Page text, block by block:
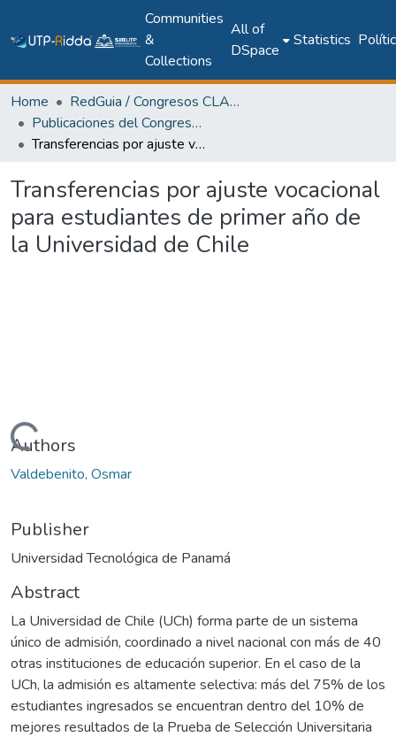
Communities
&
Collections
All of
DSpace
Statistics
Home
RedGuia / Congresos CLABES
Publicaciones del Congreso Internacional CLABES
Transferencias por ajuste vocacional para estudiantes de primer año de la Universidad de Chile
Transferencias por ajuste vocacional
para estudiantes de primer año de
la Universidad de Chile
Authors
Valdebenito, Osmar
Publisher
Universidad Tecnológica de Panamá
Abstract
La Universidad de Chile (UCh) forma parte de un sistema
único de admisión, coordinado a nivel nacional con más de 40
otras instituciones de educación superior. En el caso de la
UCh, la admisión es altamente selectiva: más del 75% de los
estudiantes ingresados se encuentran dentro del 10% de
mejores resultados de la Prueba de Selección Universitaria